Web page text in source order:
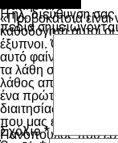
«Προβοκάτσια
καθοδογητή αυτοί
έξυπνοι. Όταν
αυτό φαίνεται
τα λάθη στον αγώνα.
λάθος απόφαση.
ένα πρώτο ημίχρονο
διαιτησίας. Τον κ.
που μας έπαιξε με
Πανόπουλος που
Η ηλ. διεύθυνση
πεδία
Σχόλιο*